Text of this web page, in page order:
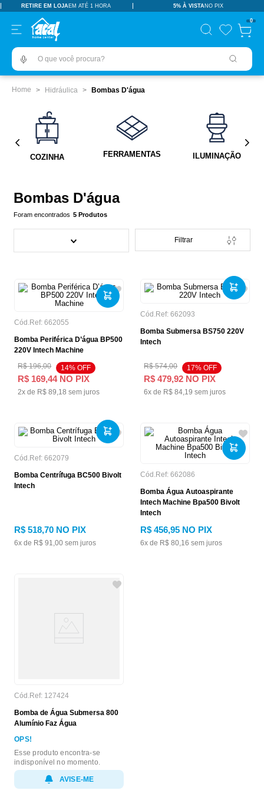
RETIRE EM LOJAEM ATÉ 1 HORA 5% À VISTANO PIX
0
O que você procura?
Hidráulica Bombas D'água
COZINHA FERRAMENTAS ILUMINAÇÃO
Bombas D'água
5 Produtos
Filtrar
Cód.Ref: 662055
Bomba Periférica D’água BP500
220V Intech Machine
R$ 196,00 14% OFF
R$ 169,44NO PIX
2x de R$ 89,18 sem juros
Cód.Ref: 662093
Bomba Submersa BS750 220V
Intech
R$ 574,00 17% OFF
R$ 479,92 NO PIX
6x de R$ 84,19 sem juros
Cód.Ref: 662079
Bomba Centrífuga BC500 Bivolt
Intech
R$ 518,70 NO PIX
6x de R$ 91,00 sem juros
Cód.Ref: 662086
Bomba Água Autoaspirante
Intech Machine Bpa500 Bivolt
Intech
R$ 456,95 NO PIX
6x de R$ 80,16 sem juros
Cód.Ref: 127424
Bomba de Água Submersa 800
Alumínio Faz Água
OPS!
Esse produto encontra-se
indisponível no momento.
AVISE-ME
TERMOS MAIS BUSCADOS
pisos revestimentos
º ceramica
revestimento
6 vaso sanitário
9º chuveiro
10º 18l